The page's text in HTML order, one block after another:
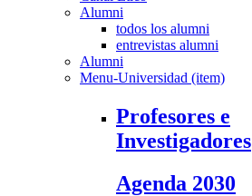
Alumni
todos los alumni
entrevistas alumni
Alumni
Menu-Universidad (item)
Profesores e
Investigadores
Agenda 2030